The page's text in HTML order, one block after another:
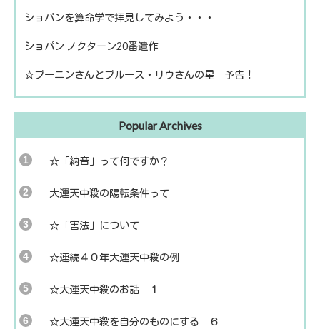
ショパンを算命学で拝見してみよう・・・
ショパン ノクターン20番遺作
☆ブーニンさんとブルース・リウさんの星 予告！
Popular Archives
☆「納音」って何ですか？
大運天中殺の陽転条件って
☆「害法」について
☆連続４０年大運天中殺の例
☆大運天中殺のお話 １
☆大運天中殺を自分のものにする ６